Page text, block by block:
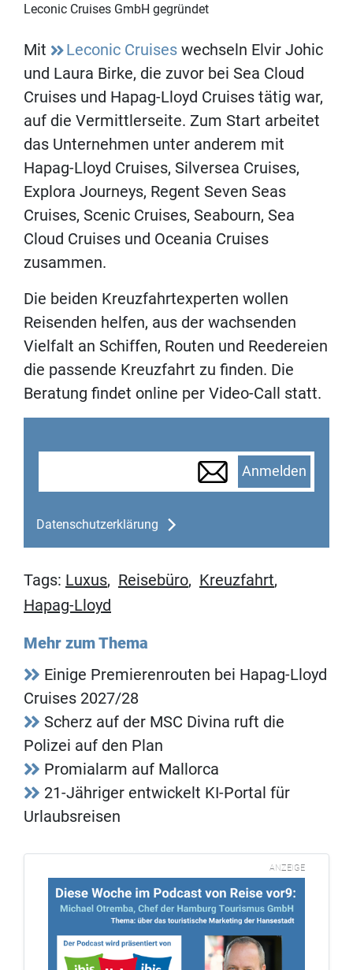
Leconic Cruises GmbH gegründet
Mit Leconic Cruises wechseln Elvir Johic
und Laura Birke, die zuvor bei Sea Cloud
Cruises und Hapag-Lloyd Cruises tätig war,
auf die Vermittlerseite. Zum Start arbeitet
das Unternehmen unter anderem mit
Hapag-Lloyd Cruises, Silversea Cruises,
Explora Journeys, Regent Seven Seas
Cruises, Scenic Cruises, Seabourn, Sea
Cloud Cruises und Oceania Cruises
zusammen.
Die beiden Kreuzfahrtexperten wollen
Reisenden helfen, aus der wachsenden
Vielfalt an Schiffen, Routen und Reedereien
die passende Kreuzfahrt zu finden. Die
Beratung findet online per Video-Call statt.
Anmelden
Datenschutzerklärung
Tags: Luxus, Reisebüro, Kreuzfahrt,
Hapag-Lloyd
Mehr zum Thema
Einige Premierenrouten bei Hapag-Lloyd
Cruises 2027/28
Scherz auf der MSC Divina ruft die
Polizei auf den Plan
Promialarm auf Mallorca
21-Jähriger entwickelt KI-Portal für
Urlaubsreisen
ANZEIGE